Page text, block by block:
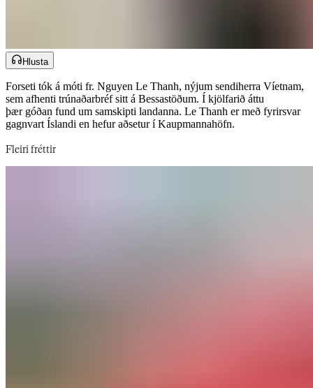
Hlusta
Forseti tók á móti fr. Nguyen Le Thanh, nýjum sendiherra Víetnam,
sem afhenti trúnaðarbréf sitt á Bessastöðum. Í kjölfarið áttu
þær góðan fund um samskipti landanna. Le Thanh er með fyrirsvar
gagnvart Íslandi en hefur aðsetur í Kaupmannahöfn.​​​​‌ ‍ ​‍​‍‌‍ ‌ ​‍‌‍‍‌‌‍‌ ‌‍‍‌‌‍ ‍​‍​‍​ ‍‍​‍​‍‌ ​ ‌‍​‌‌‍ ‍‌‍‍‌‌ ‌​‌ ‍‌​‍ ‍‌‍‍‌‌‍ ​‍​‍​‍ ​​‍​‍‌‍‍​‌ ​‍‌‍‌‌‌‍‌‍​‍​‍​ ‍‍​‍​‍‌‍‍​‌ ‌​‌ ‌​‌ ​​‌ ​ ​‍ ​‍ ‌‍‌‍‌‍ ‌ ​‍‌ ​ ‌‍‌‌‌ ‌​‌‍‍‌​‍ ‌‌‍‍‌‌ ​ ‌‍ ​‌‍​‌‌‍ ‍‌‍‌​‌ ​ ​‍ ‍‌ ‌‍‌‍‌‌‌ ​‍‌‍​ ‌‍‌‌‌‍ ​​‍ ‍‌‍​‌‌ ​​‌ ​​​‍ ‌ ​ ‌ ‌​‌ ‌‌‌‍‌​‌‍‍‌‌‍ ​‍ ‌‍‍‌‌‍ ‍‌ ‌​‌‍‌‌‌‍ ‍‌ ‌​​‍ ‌‍‌‌‌‍‌​‌‍‍‌‌ ‌​​‍ ‌‍ ‌‌‍ ‌‍‌​‌‍‌‌​ ‌‌ ​​‌ ​‍‌‍‌‌‌ ​ ‌‍‌‌‌‍ ‍‌ ‌​‌‍​‌‌ ‌​‌‍‍‌‌‍ ‌‍ ‍​ ‍ ‌‍‍‌‌‍‌​​ ‌‌ ​ ‌​‍‌‌​‌​‌‍‍​‌​​‌‌‍‌​‌‍​ ​ ‌‌‌‌‌​‌​​ ‌‌‍​‌‌​ ‌‌‌‌‌​‍‌​ ‌​‌​ ‌​ ​ ‌‌​ ‌‌‌​‌​‌‌​ ‌​‌​ ​​ ‍ ‌ ‌​‌ ‍‌‌ ​​‌‍‌‌​ ‌‌‍ ‍‌‍‌‌‌ ‌ ‌ ​ ​ ‍ ‌ ​​‌‍​‌‌ ‌​‌‍‍​​ ‌‌ ​​‌‍​‌‌‍‌ ‌‍‌‌‌​​‍‌ ‌‌‌‍‍‌‌‍ ​‌‍‌​‌‍‌‌‌ ​‍​‍‌‌​ ‌‌‌​​‍‌‌ ‌‍‍ ‌‍‌‌‌ ‍‌​‍‌‌​ ​ ‌​‌​​‍‌‌​ ​ ‌​‌​​‍‌‌​ ​‍​ ​‍‌ ​‍‌‍‍‌‌‍​ ‌‍‍​‌ ‌​‌‍‌‌‌ ‍​‌ ‌​​‍ ‌‌‍‌‌‌ ‌​‌ ‌‌‌ ‍​​ ‌‌​ ​‍‌ ​​‌‍​‍​ ​ ​‍‌‌​ ​‍​ ​‍​‍‌‌​ ‌‌‌​‌​​‍ ‍‌‍​ ‌‍ ‌‍ ‍‌ ‌​‌‍‌‌‌‍ ‍‌ ‌​​‍‌‌​ ‌‌‌​​‍‌‌ ‌‍‍ ‌‍‌‌‌ ‍‌​‍‌‌​ ​ ‌​‌​​‍‌‌​ ​ ‌​‌​​‍‌‌​ ​‍​ ​‍​ ​‍‌‍​‍​ ‌‌​ ​‌‌‍‌‌​ ‌‍​ ‍​‌‍‌‍​ ‍​​ ​‌‌‍​‌​ ‌ ​‍‌‌​ ​‍​ ​‍​‍‌‌​ ‌‌‌​‌​​‍ ‍‌‍​ ‌‍‍​‌‍‍‌‌‍ ​‌‍‌​‌ ​‍‌‍‌‌‌‍ ‍​‍‌‌​ ‌‌‌​​‍‌‌ ‌‍‍ ‌‍‌‌‌ ‍‌​‍‌‌​ ​ ‌​‌​​‍‌‌​ ​ ‌​‌​​‍‌‌​ ​‍​ ​‍‌‍​‍​ ​​​ ‌ ‌‍​ ​ ‌‌‌‍​‍​ ‍​​ ‍‌​ ​ ​ ​ ‌‍‌‌‌‍​ ​‍‌‌​ ​‍​ ​‍​‍‌‌​ ‌‌‌​‌​​‍ ‍‌ ‌​‌‍‌‌‌ ‍​‌ ‌​​ ‌‍​‍‌‍​‌‌ ​ ‌‍‌‌‌‌‌‌‌ ​‍‌‍ ​​ ‌‌‍‍​‌ ‌​‌ ‌​‌ ​​‌ ​ ​‍‌‌​ ​‍‌​‌‍​‍‌‌​ ​‍‌​‌‍‌‍‌‍‌‍ ‌ ​‍‌ ​ ‌‍‌‌‌ ‌​‌‍‍‌​‍ ‌‌‍‍‌‌ ​ ‌‍ ​‌‍​‌‌‍ ‍‌‍‌​‌ ​ ​‍ ‍‌ ‌‍‌‍‌‌‌ ​‍‌‍​ ‌‍‌‌‌‍ ​​‍ ‍‌‍​‌‌ ​​‌ ​​​‍‌‌​ ​‍‌​‌‍‌ ​ ‌ ‌​‌ ‌‌‌‍‌​‌‍‍‌‌‍ ​‍‌‍‌‍‍‌‌‍‌​​ ‌‌ ​ ‌​‍‌‌​‌​‌‍‍​‌​​‌‌‍‌​‌‍​ ​ ‌‌‌‌‌​‌​​ ‌‌‍​‌‌​ ‌‌‌‌‌​‍‌​ ‌​‌​ ‌​ ​ ‌‌​ ‌‌‌​‌​‌‌​ ‌​‌​ ​​‍‌‍‌ ‌​‌ ‍‌‌ ​​‌‍‌‌​ ‌‌‍ ‍‌‍‌‌‌ ‌ ‌ ​ ​‍‌‍‌ ​​‌‍​‌‌ ‌​‌‍‍​​ ‌‌ ​​‌‍​‌‌‍‌ ‌‍‌‌‌​​‍‌ ‌‌‌‍‍‌‌‍ ​‌‍‌​‌‍‌‌‌ ​‍​‍‌‌​ ‌‌‌​​‍‌‌ ‌‍‍ ‌‍‌‌‌ ‍‌​‍‌‌​ ​ ‌​‌​​‍‌‌​ ​ ‌​‌​​‍‌‌​ ​‍​ ​‍‌ ​‍‌‍‍‌‌‍​ ‌‍‍​‌ ‌​‌‍‌‌‌ ‍​‌ ‌​​‍ ‌‌‍‌‌‌ ‌​‌ ‌‌‌ ‍​​ ‌‌​ ​‍‌ ​​‌‍​‍​ ​ ​‍‌‌​ ​‍​ ​‍​‍‌‌​ ‌‌‌​‌​​‍ ‍‌‍​ ‌‍ ‌‍ ‍‌ ‌​‌‍‌‌‌‍ ‍‌ ‌​​‍‌‌​ ‌‌‌​​‍‌‌ ‌‍‍ ‌‍‌‌‌ ‍‌​‍‌‌​ ​ ‌​‌​​‍‌‌​ ​ ‌​‌​​‍‌‌​ ​‍​ ​‍​ ​‍‌‍​‍​ ‌‌​ ​‌‌‍‌‌​ ‌‍​ ‍​‌‍‌‍​ ‍​​ ​‌‌‍​‌​ ‌ ​‍‌‌​ ​‍​ ​‍​‍‌‌​ ‌‌‌​‌​​‍ ‍‌‍​ ‌‍‍​‌‍‍‌‌‍ ​‌‍‌​‌ ​‍‌‍‌‌‌‍ ‍​‍‌‌​ ‌‌‌​​‍‌‌ ‌‍‍ ‌‍‌‌‌ ‍‌​‍‌‌​ ​ ‌​‌​​‍‌‌​ ​ ‌​‌​​‍‌‌​ ​‍​ ​‍‌‍​‍​ ​​​ ‌ ‌‍​ ​ ‌‌‌‍​‍​ ‍​​ ‍‌​ ​ ​ ​ ‌‍‌‌‌‍​ ​‍‌‌​ ​‍​ ​‍​‍‌‌​ ‌‌‌​‌​​‍ ‍‌ ‌​‌‍‌‌‌ ‍​‌ ‌​​‍‌‍‌ ​​‌‍‌‌‌ ​‍‌ ​ ‌ ​​‌‍‌‌‌‍​ ‌ ‌​‌‍‍‌‌ ‌‍‌‍‌‌​ ‌‌ ​​‌ ‌‌‌‍​‍‌‍ ​‌‍‍‌‌ ​ ‌‍‍​‌‍‌‌‌‍‌​​‍​‍‌ ‌
Fleiri fréttir